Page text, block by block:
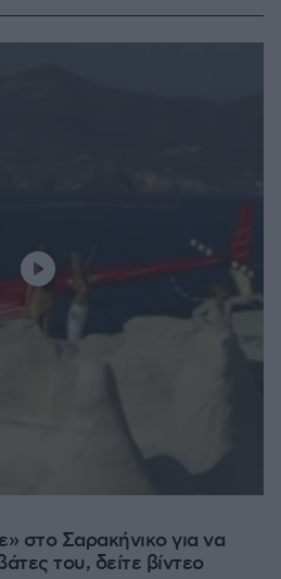
στο Σαρακήνικο για να
του, δείτε βίντεο